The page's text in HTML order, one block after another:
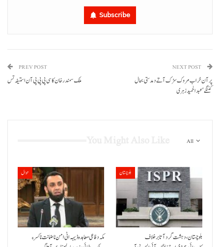
Subscribe
PREV POST
ملک سمندر خان کاسی پی پی پی آن استیفہ تس
NEXT POST
پِر آن خراب مروک سڑک آتے دمدستی بحال
کننگے‘عبدالحمید زہری
All
حوال
مکہ دفاعی معاہدہ ڈیہہ اٹی امن نا ضمانت نا کسر ءِ
بلوچستان
بلوچستان، دہشت گرد آتا برخلاف